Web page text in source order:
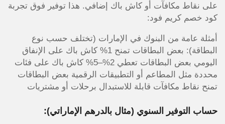
على نقاط مكافآت أو كاش باك إضافي. هذا توفير فوق تجربة
كود خصم كريم فود:
أمثلة عامة من البنوك في الإمارات (تختلف حسب نوع
البطاقة): بعض البطاقات تمنح 1% كاش باك على الإنفاق
اليومي بعض البطاقات تعطي 2%–5% كاش باك على فئات
محددة مثل المطاعم أو التطبيقات الرقمية بعض البطاقات
تمنح نقاط مكافآت قابلة للاستبدال برحلات أو مشتريات
حساب التوفير السنوي (مثال بالدرهم الإماراتي):